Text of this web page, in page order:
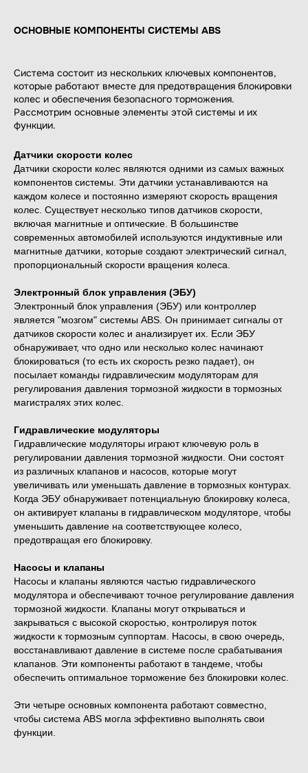
ОСНОВНЫЕ КОМПОНЕНТЫ СИСТЕМЫ ABS
Система состоит из нескольких ключевых компонентов,
которые работают вместе для предотвращения блокировки
колес и обеспечения безопасного торможения.
Рассмотрим основные элементы этой системы и их
функции.
Датчики скорости колес
Датчики скорости колес являются одними из самых важных
компонентов системы. Эти датчики устанавливаются на
каждом колесе и постоянно измеряют скорость вращения
колес. Существует несколько типов датчиков скорости,
включая магнитные и оптические. В большинстве
современных автомобилей используются индуктивные или
магнитные датчики, которые создают электрический сигнал,
пропорциональный скорости вращения колеса.
Электронный блок управления (ЭБУ)
Электронный блок управления (ЭБУ) или контроллер
является "мозгом" системы ABS. Он принимает сигналы от
датчиков скорости колес и анализирует их. Если ЭБУ
обнаруживает, что одно или несколько колес начинают
блокироваться (то есть их скорость резко падает), он
посылает команды гидравлическим модуляторам для
регулирования давления тормозной жидкости в тормозных
магистралях этих колес.
Гидравлические модуляторы
Гидравлические модуляторы играют ключевую роль в
регулировании давления тормозной жидкости. Они состоят
из различных клапанов и насосов, которые могут
увеличивать или уменьшать давление в тормозных контурах.
Когда ЭБУ обнаруживает потенциальную блокировку колеса,
он активирует клапаны в гидравлическом модуляторе, чтобы
уменьшить давление на соответствующее колесо,
предотвращая его блокировку.
Насосы и клапаны
Насосы и клапаны являются частью гидравлического
модулятора и обеспечивают точное регулирование давления
тормозной жидкости. Клапаны могут открываться и
закрываться с высокой скоростью, контролируя поток
жидкости к тормозным суппортам. Насосы, в свою очередь,
восстанавливают давление в системе после срабатывания
клапанов. Эти компоненты работают в тандеме, чтобы
обеспечить оптимальное торможение без блокировки колес.
Эти четыре основных компонента работают совместно,
чтобы система ABS могла эффективно выполнять свои
функции.